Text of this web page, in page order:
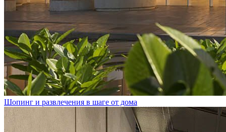
Шопинг и развлечения в шаге от дома